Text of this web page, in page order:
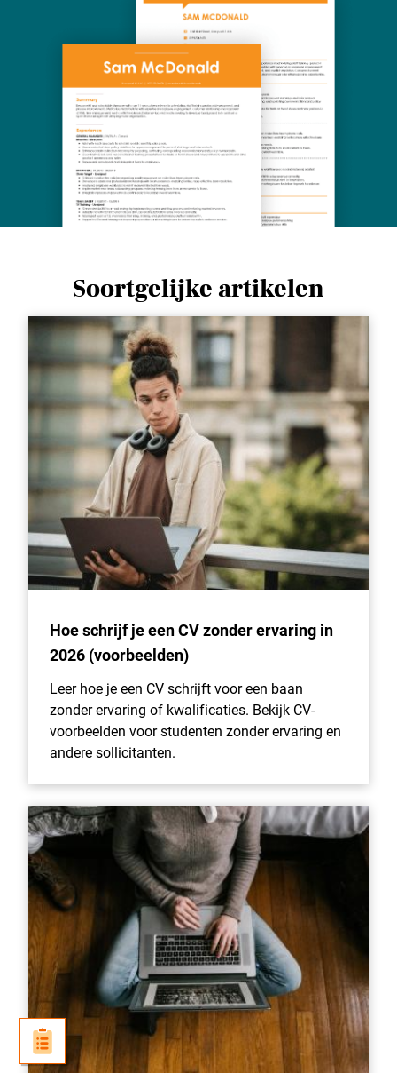
Soortgelijke artikelen
Hoe schrijf je een CV zonder ervaring in
2026 (voorbeelden)
Leer hoe je een CV schrijft voor een baan
zonder ervaring of kwalificaties. Bekijk CV-
voorbeelden voor studenten zonder ervaring en
andere sollicitanten.